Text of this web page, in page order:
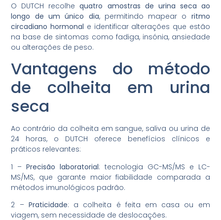
O DUTCH recolhequatro amostras de urina seca ao
longo de um único dia, permitindo mapear o ritmo
circadiano hormonal e identificar alterações que estão
na base de sintomas como fadiga, insónia, ansiedade
ou alterações de peso.
Vantagens do método
de colheita em urina
seca
Ao contrário da colheita em sangue, saliva ou urina de
24 horas, o DUTCH oferece benefícios clínicos e
práticos relevantes:
1 –Precisão laboratorial: tecnologia GC-MS/MS e LC-
MS/MS, que garante maior fiabilidade comparada a
métodos imunológicos padrão.
2 – Praticidade: a colheita é feita em casa ou em
viagem, sem necessidade de deslocações.